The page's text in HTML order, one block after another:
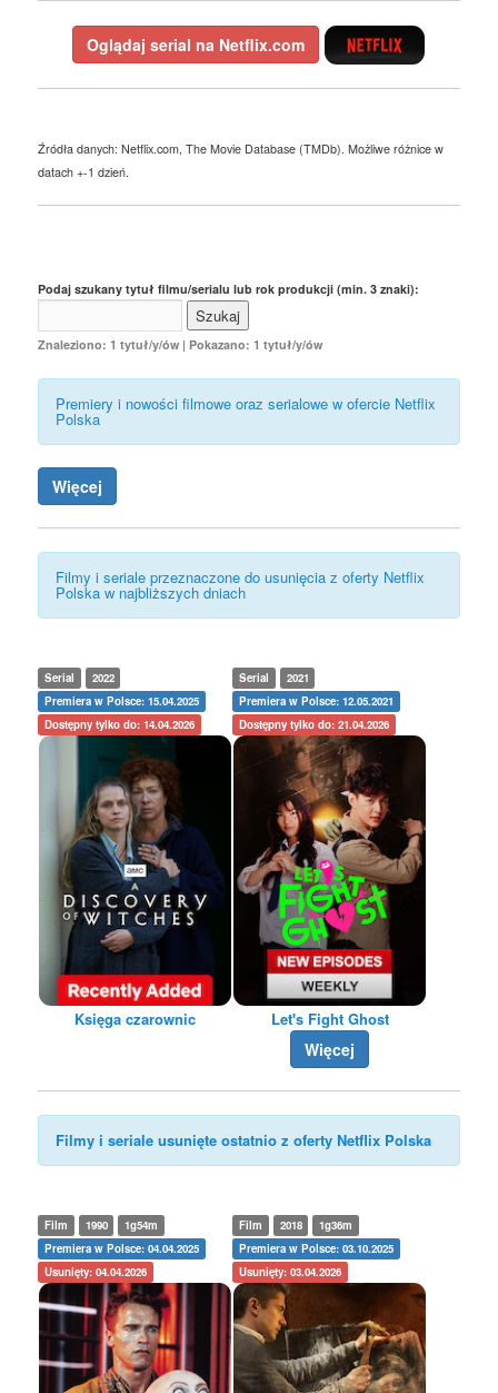
Oglądaj serial na Netflix.com
Źródła danych: Netflix.com, The Movie Database (TMDb). Możliwe różnice w
datach +-1 dzień.
Podaj szukany tytuł filmu/serialu lub rok produkcji (min. 3 znaki):
Znaleziono: 1 tytuł/y/ów | Pokazano: 1 tytuł/y/ów
Premiery i nowości filmowe oraz serialowe w ofercie Netflix
Polska
Więcej
Filmy i seriale przeznaczone do usunięcia z oferty Netflix
Polska w najbliższych dniach
Serial
2022
Premiera w Polsce: 15.04.2025
Dostępny tylko do: 14.04.2026
Księga czarownic
Serial
2021
Premiera w Polsce: 12.05.2021
Dostępny tylko do: 21.04.2026
Let's Fight Ghost
Więcej
Filmy i seriale usunięte ostatnio z oferty Netflix Polska
Film 1990
1g54m
Premiera w Polsce: 04.04.2025
Usunięty: 04.04.2026
Film 2018
1g36m
Premiera w Polsce: 03.10.2025
Usunięty: 03.04.2026